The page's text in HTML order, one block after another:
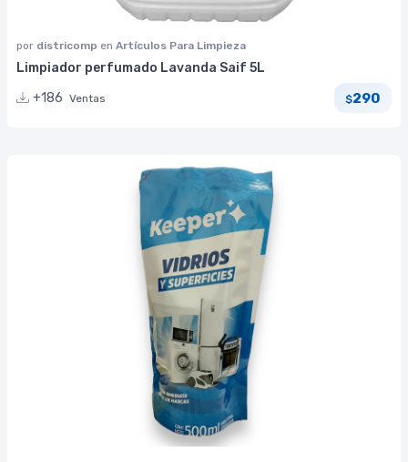
por districomp en Artículos Para Limpieza
Limpiador perfumado Lavanda Saif 5L
+186 Ventas $290